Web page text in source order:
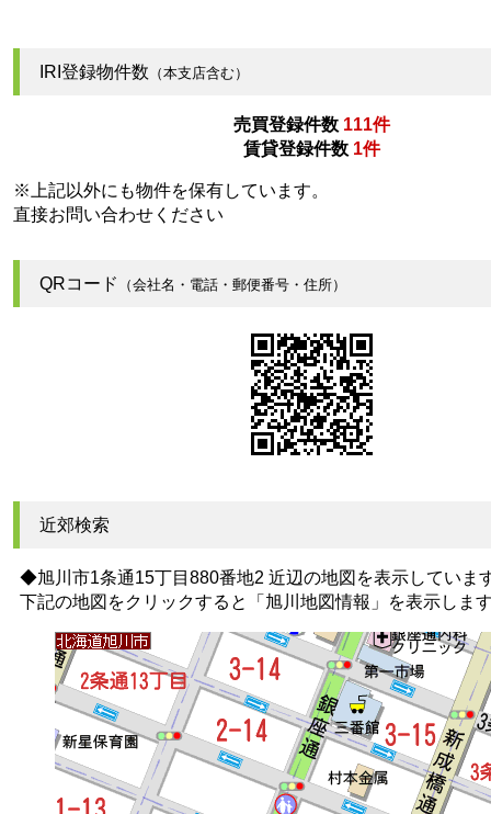
IRI登録物件数 （本支店含む）
売買登録件数 111件
賃貸登録件数 1件
※上記以外にも物件を保有しています。
直接お問い合わせください
QRコード （会社名・電話・郵便番号・住所）
近郊検索
◆旭川市1条通15丁目880番地2 近辺の地図を表示していま
下記の地図をクリックすると
「旭川地図情報」 を表示しま